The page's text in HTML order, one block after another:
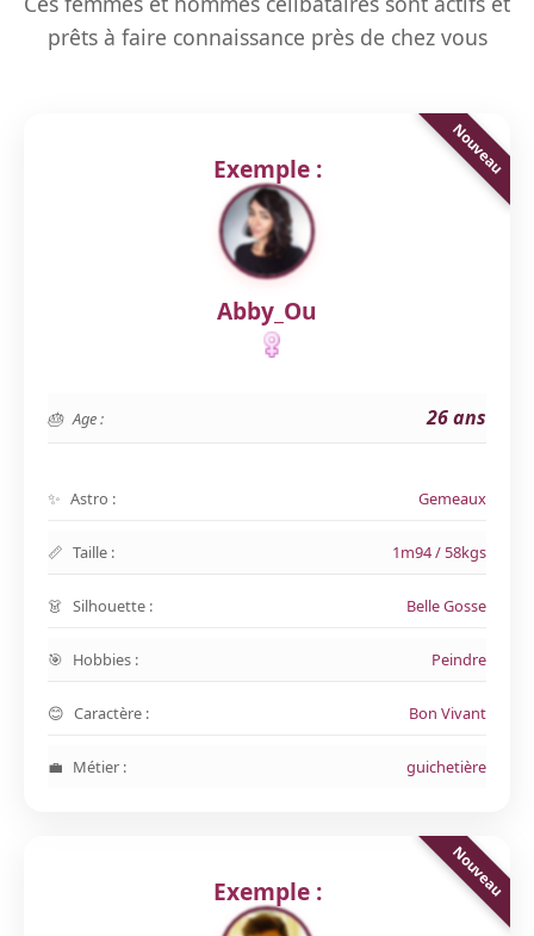
prêts à faire connaissance près de chez vous
Exemple :
Abby_Ou
Age : 26 ans
Astro : Gemeaux
Taille : 1m94 / 58kgs
Silhouette : Belle Gosse
Hobbies : Peindre
Caractère : Bon Vivant
Métier : guichetière
Exemple :